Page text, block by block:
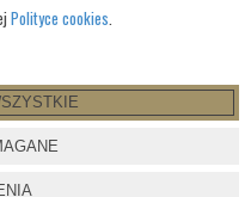
Polityce cookies.
2017 |PIELEGNACJAAUT.PL